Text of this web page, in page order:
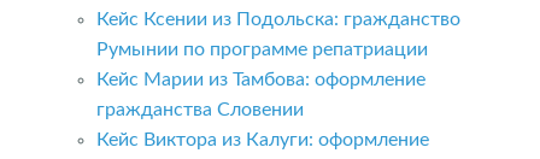
Кейс Ксении из Подольска: гражданство
Румынии по программе репатриации
Кейс Марии из Тамбова: оформление
гражданства Словении
Кейс Виктора из Калуги: оформление